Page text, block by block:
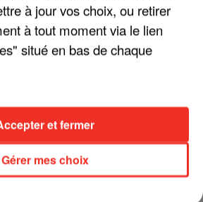
SUIS À DISPOSITION DES
A TOUS LE TRAC"
à jour vos choix, ou retirer
à tout moment via le lien
situé en bas de chaque
Gérer mes choix
et fermer